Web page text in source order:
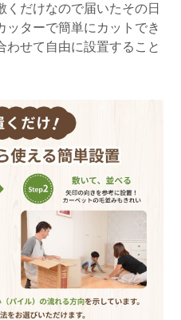
だけなので届いたその日
ッターで簡単にカットでき
わせて自由に設置すること